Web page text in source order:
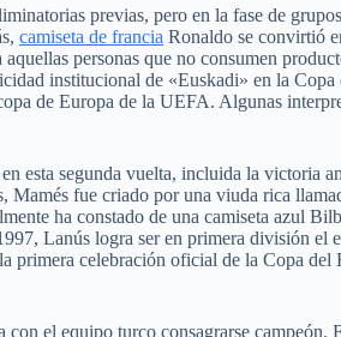
previas, pero en la fase de
camiseta de francia Ronaldo se convirtió
personas que no consumen
institucional de «Euskadi» en la
de Europa de la UEFA. Algunas
esta segunda vuelta, incluida la
fue criado por una viuda rica
ha constado de una camiseta azul
Lanús logra ser en primera división
primera celebración oficial de la Copa
el equipo turco consagrarse